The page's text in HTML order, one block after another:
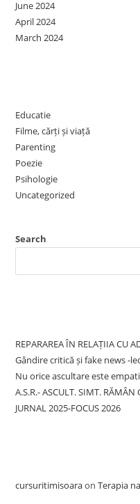
June 2024
April 2024
March 2024
Educatie
Filme, cărți și viață
Parenting
Poezie
Psihologie
Uncategorized
Search
REPARAREA ÎN RELAȚIIA CU
Gândire critică și fake news -
Nu orice ascultare este
A.S.R.- ASCULT. SIMT.
JURNAL 2025-FOCUS 2026
cursuritimisoaraonTerapia